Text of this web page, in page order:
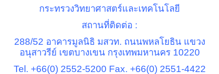
กระทรวงวิทยาศาสตร์และเทคโนโลยี
สถานที่ติดต่อ :
288/52 อาคารมูลนิธิ มสวท. ถนนพหลโยธิน แขวง
อนุสาวรีย์ เขตบางเขน กรุงเทพมหานคร 10220
Tel. +66(0) 2552-5200 Fax. +66(0) 2551-4422